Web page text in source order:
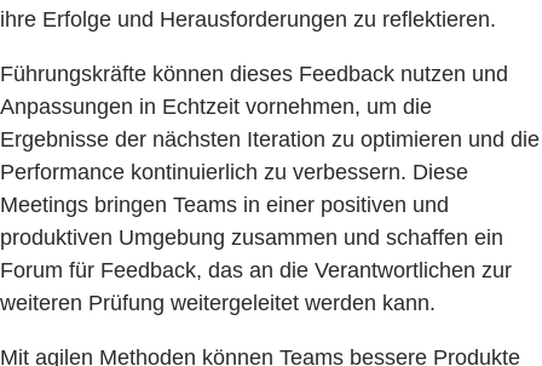
ihre Erfolge und Herausforderungen zu reflektieren.
Führungskräfte können dieses Feedback nutzen und
Anpassungen in Echtzeit vornehmen, um die
Ergebnisse der nächsten Iteration zu optimieren und die
Performance kontinuierlich zu verbessern. Diese
Meetings bringen Teams in einer positiven und
produktiven Umgebung zusammen und schaffen ein
Forum für Feedback, das an die Verantwortlichen zur
weiteren Prüfung weitergeleitet werden kann.
Mit agilen Methoden können Teams bessere Produkte